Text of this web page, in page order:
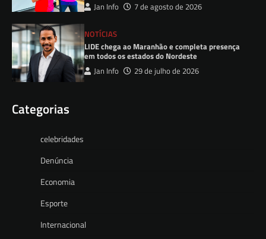
Jan Info 7 de agosto de 2026
NOTÍCIAS
LIDE chega ao Maranhão e completa presença
em todos os estados do Nordeste
Jan Info 29 de julho de 2026
Categorias
celebridades
Denúncia
Economia
Esporte
Internacional